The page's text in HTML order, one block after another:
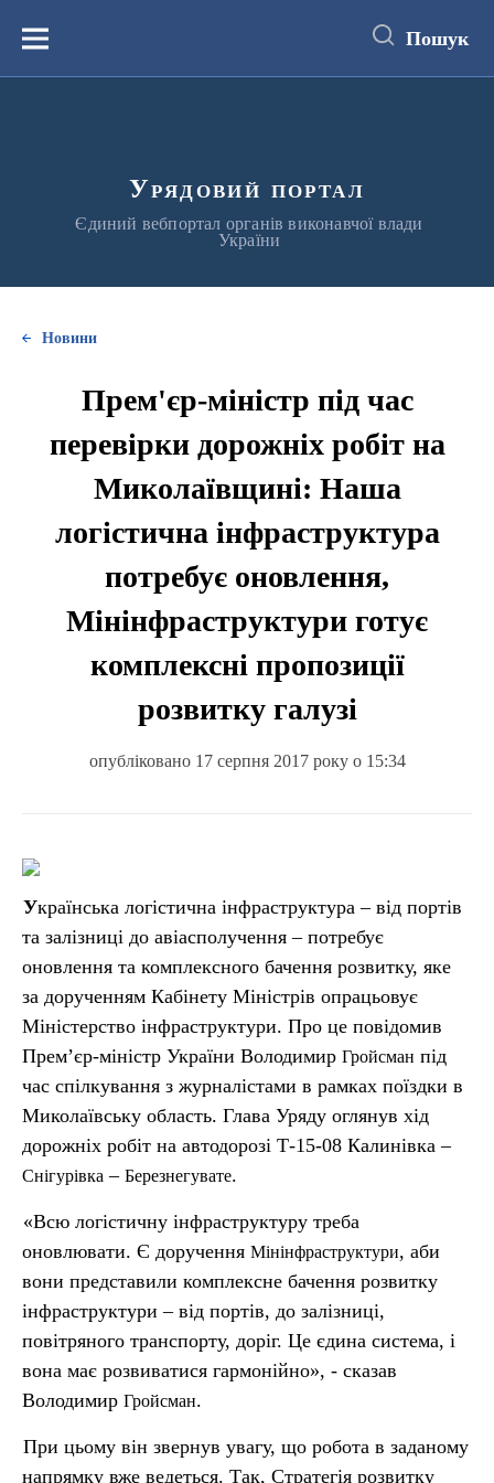
вмістуМеню Пошук
Урядовий портал
Єдиний вебпортал органів виконавчої влади
України
Новини
Прем'єр-міністр під час
перевірки дорожніх робіт на
Миколаївщині: Наша
логістична інфраструктура
потребує оновлення,
Мінінфраструктури готує
комплексні пропозиції
розвитку галузі
опубліковано 17 серпня 2017 року о 15:34
Українська логістична інфраструктура – від портів
та залізниці до авіасполучення – потребує
оновлення та комплексного бачення розвитку, яке
за дорученням Кабінету Міністрів опрацьовує
Міністерство інфраструктури. Про це повідомив
Прем’єр-міністр України Володимир Гройсман під
час спілкування з журналістами в рамках поїздки в
Миколаївську область. Глава Уряду оглянув хід
дорожніх робіт на автодорозі Т-15-08 Калинівка –
Снігурівка – Березнегувате.
«Всю логістичну інфраструктуру треба
оновлювати. Є доручення Мінінфраструктури, аби
вони представили комплексне бачення розвитку
інфраструктури – від портів, до залізниці,
повітряного транспорту, доріг. Це єдина система, і
вона має розвиватися гармонійно», - сказав
Володимир Гройсман.
При цьому він звернув увагу, що робота в заданому
напрямку вже ведеться. Так, Стратегія розвитку